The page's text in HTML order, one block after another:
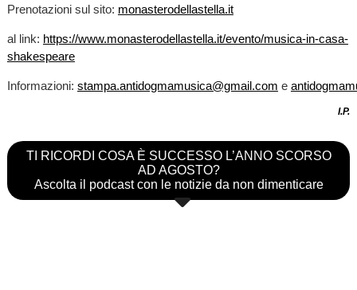
Prenotazioni sul sito: monasterodellastella.it
al link: https://www.monasterodellastella.it/evento/musica-in-casa-
shakespeare
Informazioni: stampa.antidogmamusica@gmail.com e
I.P.
TI RICORDI COSA È SUCCESSO L’ANNO SCORSO
AD AGOSTO?
Ascolta il podcast con le notizie da non dimenticare